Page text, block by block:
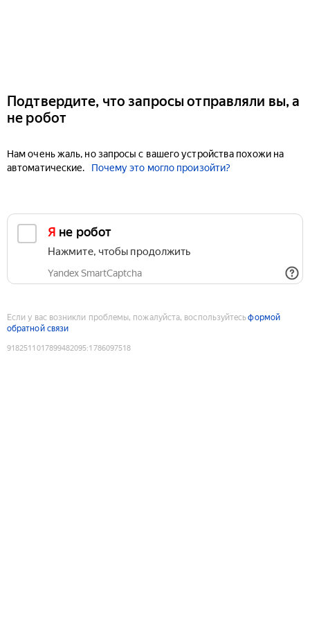
Подтвердите, что запросы отправляли вы, а
не робот
Нам очень жаль, но запросы с вашего устройства похожи на
автоматические.
Почему это могло произойти?
Я не робот
Нажмите, чтобы продолжить
Yandex SmartCaptcha
Если у вас возникли проблемы, пожалуйста, воспользуйтесьформой
обратной связи
9182511017899482095:1786097518